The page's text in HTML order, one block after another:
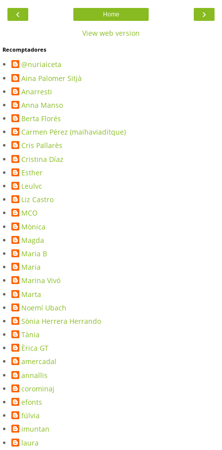
‹ ›
Home
View web version
Recomptadores
@nuriaiceta
Aina Palomer Sitjà
Anarresti
Anna Manso
Berta Florés
Carmen Pérez (maihaviaditque)
Cris Pallarès
Cristina Díaz
Esther
Leulvc
Liz Castro
MCO
Mònica
Magda
Maria B
Maria
Marina Vivó
Marta
Noemí Ubach
Sònia Herrera Herrando
Tània
Èrica GT
amercadal
annallis
corominaj
efonts
fúlvia
imuntan
laura